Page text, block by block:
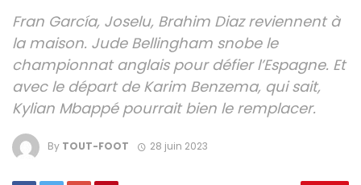
Fran García, Joselu, Brahim Diaz reviennent à
la maison. Jude Bellingham snobe le
championnat anglais pour défier l’Espagne. Et
avec le départ de Karim Benzema, qui sait,
Kylian Mbappé pourrait bien le remplacer.
By TOUT-FOOT 28 juin 2023